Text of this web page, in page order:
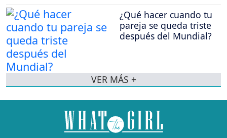
¿Qué hacer cuando tu
pareja se queda triste
después del Mundial?
VER MÁS +